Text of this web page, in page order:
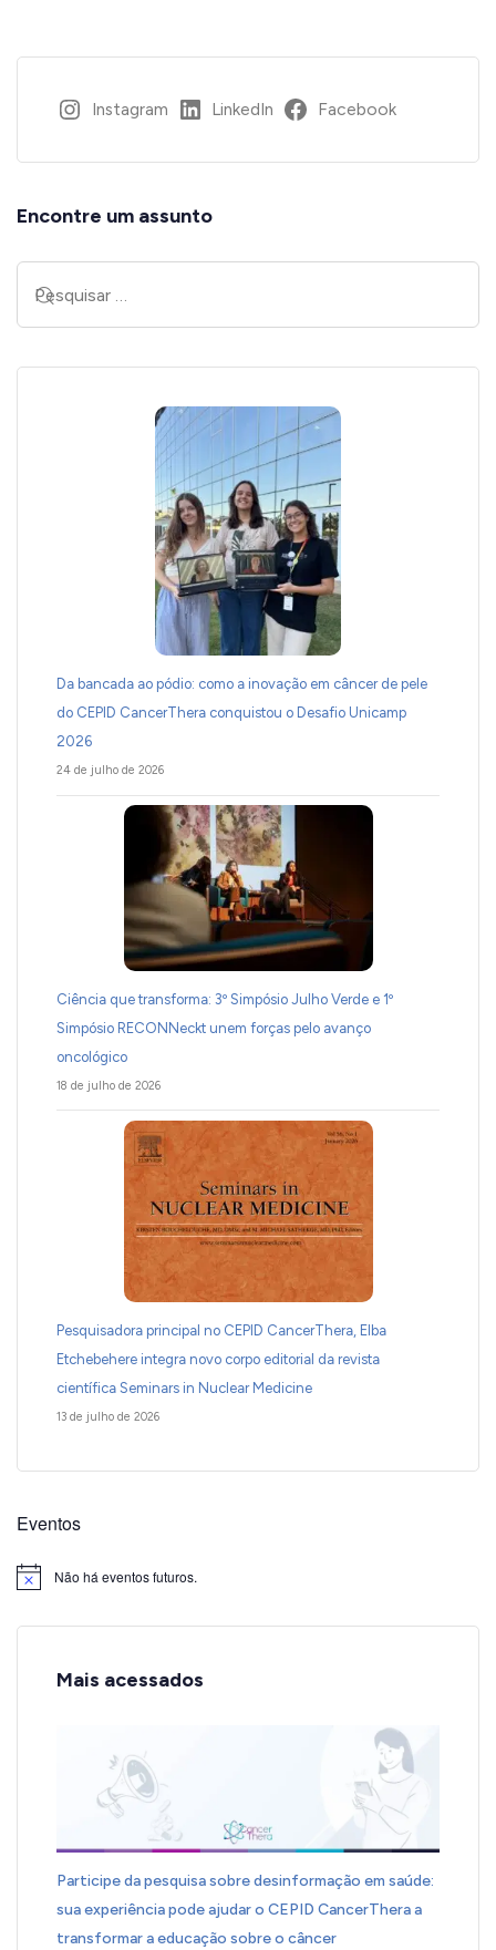
Instagram LinkedIn Facebook
Encontre um assunto
Da bancada ao pódio: como a inovação em câncer de pele
do CEPID CancerThera conquistou o Desafio Unicamp
2026
24 de julho de 2026
Ciência que transforma: 3º Simpósio Julho Verde e 1º
Simpósio RECONNeckt unem forças pelo avanço
oncológico
18 de julho de 2026
Pesquisadora principal no CEPID CancerThera, Elba
Etchebehere integra novo corpo editorial da revista
científica Seminars in Nuclear Medicine
13 de julho de 2026
Eventos
Notice Não há eventos futuros.
Mais acessados
Participe da pesquisa sobre desinformação em saúde:
sua experiência pode ajudar o CEPID CancerThera a
transformar a educação sobre o câncer